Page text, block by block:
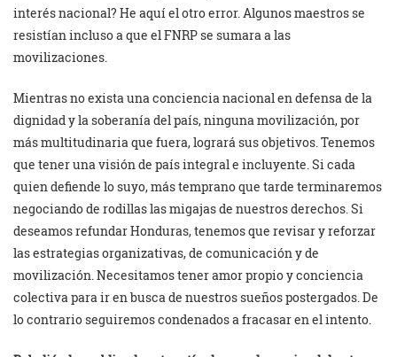
interés nacional? He aquí el otro error. Algunos maestros se
resistían incluso a que el FNRP se sumara a las
movilizaciones.
Mientras no exista una conciencia nacional en defensa de la
dignidad y la soberanía del país, ninguna movilización, por
más multitudinaria que fuera, logrará sus objetivos. Tenemos
que tener una visión de país integral e incluyente. Si cada
quien defiende lo suyo, más temprano que tarde terminaremos
negociando de rodillas las migajas de nuestros derechos. Si
deseamos refundar Honduras, tenemos que revisar y reforzar
las estrategias organizativas, de comunicación y de
movilización. Necesitamos tener amor propio y conciencia
colectiva para ir en busca de nuestros sueños postergados. De
lo contrario seguiremos condenados a fracasar en el intento.